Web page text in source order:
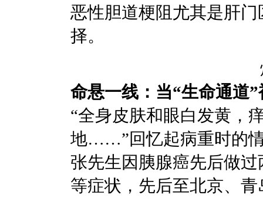
恶性胆道梗阻尤其是肝
择。
命悬一线：当“生命通道
“全身皮肤和眼白发黄，
地……”回忆起病重时的
张先生因胰腺癌先后做
等症状，先后至北京、